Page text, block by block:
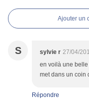
Ajouter un
S sylvie r 27/04/
en voilà une belle
met dans un coin
Répondre